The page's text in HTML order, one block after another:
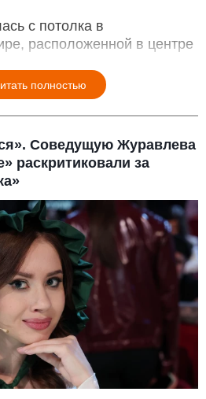
с потолка в
расположенной в центре
полностью
Соведущую Журавлева
раскритиковали за